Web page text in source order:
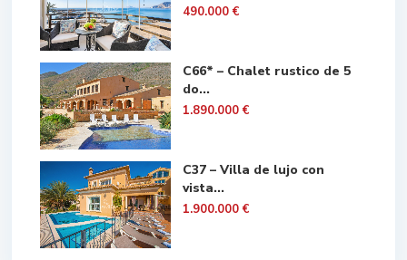
490.000 €
C66* – Chalet rustico de 5
do...
1.890.000 €
C37 – Villa de lujo con
vista...
1.900.000 €